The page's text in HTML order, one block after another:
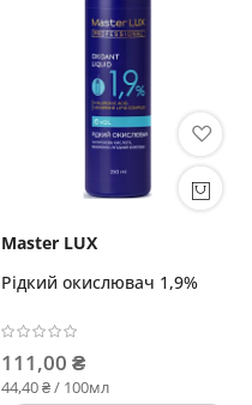
Master LUX
Рідкий окислювач 1,9%
111,00 ₴
44,40 ₴ / 100мл